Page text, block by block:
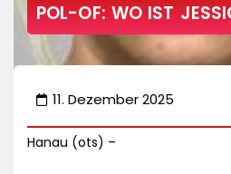
POL-OF: WO IST
11. Dezember 2025
Hanau (ots) –